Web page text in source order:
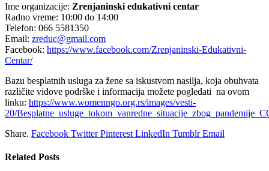
Ime organizacije: Zrenjaninski edukativni centar
Radno vreme: 10:00 do 14:00
Telefon: 066 5581350
Email: zreduc@gmail.com
Facebook: https://www.facebook.com/Zrenjaninski-Edukativni-
Centar/
Bazu besplatnih usluga za žene sa iskustvom nasilja, koja obuhvata
različite vidove podrške i informacija možete pogledati na ovom
linku: https://www.womenngo.org.rs/images/vesti-
20/
Share. Facebook Twitter Pinterest LinkedIn Tumblr Email
Related Posts